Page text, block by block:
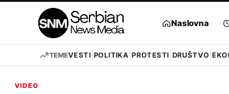
Naslovna
TEMEVESTI POLITIKA PROTESTI DRUŠTVO
VIDEO